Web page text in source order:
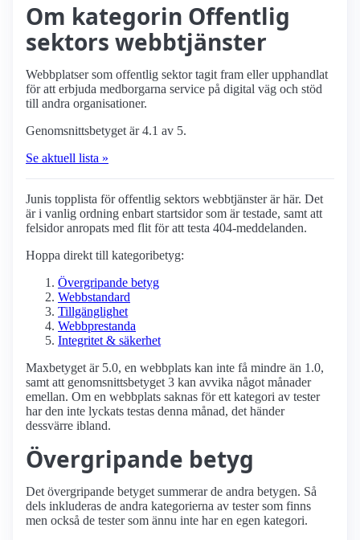
Om kategorin Offentlig
sektors webbtjänster
Webbplatser som offentlig sektor tagit fram eller upphandlat
för att erbjuda medborgarna service på digital väg och stöd
till andra organisationer.
Genomsnittsbetyget är 4.1 av 5.
Se aktuell lista »
Junis topplista för offentlig sektors webbtjänster är här. Det
är i vanlig ordning enbart startsidor som är testade, samt att
felsidor anropats med flit för att testa 404-meddelanden.
Hoppa direkt till kategoribetyg:
Övergripande betyg
Webbstandard
Tillgänglighet
Webbprestanda
Integritet & säkerhet
Maxbetyget är 5.0, en webbplats kan inte få mindre än 1.0,
samt att genomsnittsbetyget 3 kan avvika något månader
emellan. Om en webbplats saknas för ett kategori av tester
har den inte lyckats testas denna månad, det händer
dessvärre ibland.
Övergripande betyg
Det övergripande betyget summerar de andra betygen. Så
dels inkluderas de andra kategorierna av tester som finns
men också de tester som ännu inte har en egen kategori.